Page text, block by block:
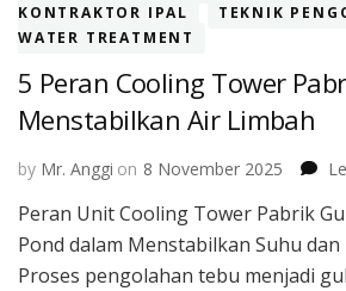
KONTRAKTOR IPAL
TEKNIK
WATER TREATMENT
5 Peran Cooling Tower
Menstabilkan Air Limbah
by Mr. Anggi on 8 November 2025
Peran Unit Cooling Tower Pabrik
Pond dalam Menstabilkan Suhu
Proses pengolahan tebu menjadi